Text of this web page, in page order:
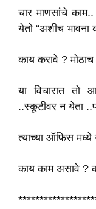
चार माणसांचे
येतो “अशीच भावना
काय करावे ? मोठाच
या विचारात तो
..स्कूटीवर न येता
त्याच्या ऑफिस
काय काम असावे ?